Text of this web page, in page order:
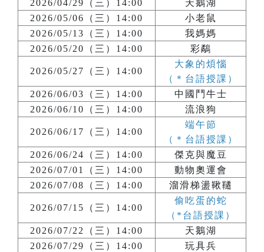
2026/04/29（三）14:00
天鵝湖
2026/05/06（三）14:00
小老鼠
2026/05/13（三）14:00
我媽媽
2026/05/20（三）14:00
彩鷸
2026/05/27（三）14:00
大象的煩惱
（＊台語授課）
2026/06/03（三）14:00
中國鬥牛士
2026/06/10（三）14:00
流浪狗
2026/06/17（三）14:00
端午節
（＊台語授課）
2026/06/24（三）14:00
傑克與魔豆
2026/07/01（三）14:00
動物奧運會
2026/07/08（三）14:00
溜滑梯盪鞦韆
2026/07/15（三）14:00
偷吃蛋的蛇
（*台語授課）
2026/07/22（三）14:00
天鵝湖
2026/07/29（三）14:00
玩具兵